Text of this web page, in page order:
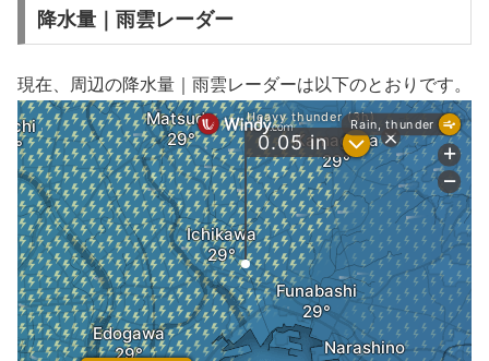
降水量｜雨雲レーダー
現在、周辺の降水量｜雨雲レーダーは以下のとおりです。